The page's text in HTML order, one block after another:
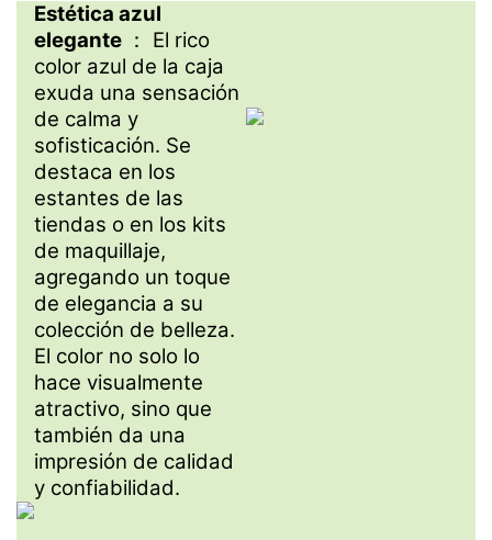
Estética azul
elegante ： El rico
color azul de la caja
exuda una sensación
de calma y
sofisticación. Se
destaca en los
estantes de las
tiendas o en los kits
de maquillaje,
agregando un toque
de elegancia a su
colección de belleza.
El color no solo lo
hace visualmente
atractivo, sino que
también da una
impresión de calidad
y confiabilidad.